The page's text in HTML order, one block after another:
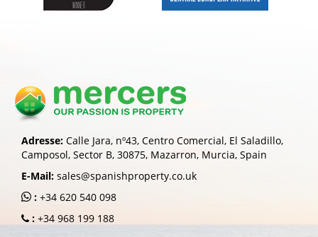
Adresse: Calle Jara, nº43, Centro Comercial, El Saladillo,
Camposol, Sector B, 30875, Mazarron, Murcia, Spain
E-Mail: sales@spanishproperty.co.uk
: +34 620 540 098
: +34 968 199 188